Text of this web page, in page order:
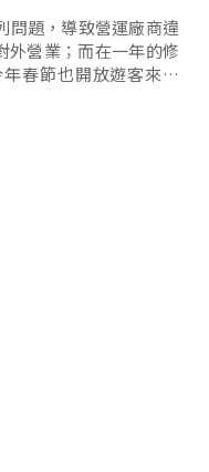
問題，導致營運廠商違
外營業；而在一年的修
春節也開放遊客來體
後改善建議。